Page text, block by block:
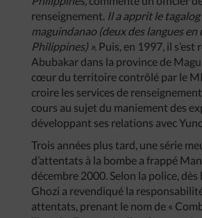
renseignement. Il a apprit le tagalog
maguindanao (deux des langues en
Philippines) ». Puis, en 1997, il s’est
Abubakar dans la province de
cœur du territoire contrôlé par le
croire les services de
cours au sujet du maniement des
développant ses relations avec
Trois années plus tard, une série
d’attentats à la bombe a frappé
décembre 2000. Selon la police, dès
Ghozi a revendiqué la
attentats, prenant le nom de «